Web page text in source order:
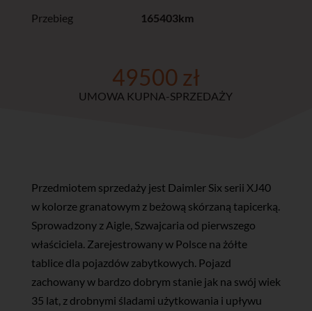
Przebieg
165403km
49500 zł
UMOWA KUPNA-SPRZEDAŻY
Przedmiotem sprzedaży jest Daimler Six serii XJ40
w kolorze granatowym z beżową skórzaną tapicerką.
Sprowadzony z Aigle, Szwajcaria od pierwszego
właściciela. Zarejestrowany w Polsce na żółte
tablice dla pojazdów zabytkowych. Pojazd
zachowany w bardzo dobrym stanie jak na swój wiek
35 lat, z drobnymi śladami użytkowania i upływu